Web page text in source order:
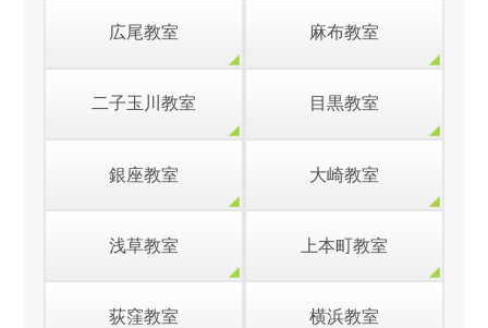
広尾教室 麻布教室
二子玉川教室 目黒教室
銀座教室 大崎教室
浅草教室 上本町教室
荻窪教室 横浜教室